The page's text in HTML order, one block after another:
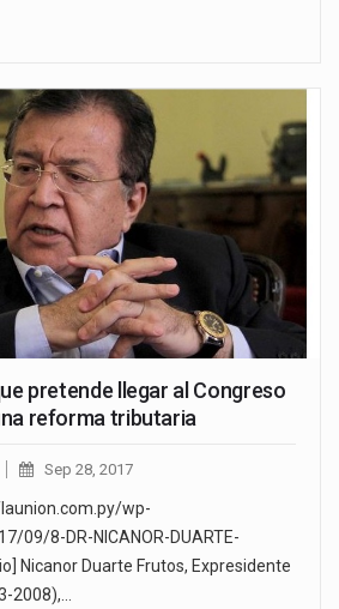
pretende llegar al Congreso
reforma tributaria
Sep 28, 2017
wp-
09/8-DR-NICANOR-DUARTE-
Nicanor Duarte Frutos, Expresidente
2008),…